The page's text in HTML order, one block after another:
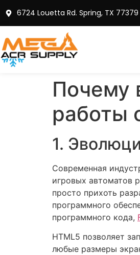
6724 Louetta Rd. Spring, TX 77379
Почему
работы
1.
Современная
игровых автоматов
просто прихоть
программного
программного кода,
HTML5 позволяет
любые размеры